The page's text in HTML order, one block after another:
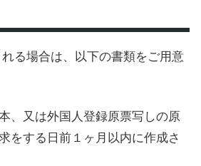
る場合は、以下の書類をご用意
、又は外国人登録原票写しの原
をする日前１ヶ月以内に作成さ